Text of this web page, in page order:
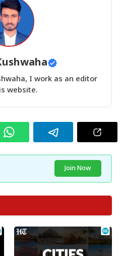
I work as an editor
website.
Join Now